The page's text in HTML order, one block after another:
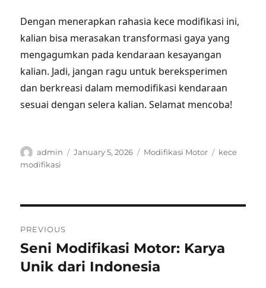
Dengan menerapkan rahasia kece modifikasi ini,
kalian bisa merasakan transformasi gaya yang
mengagumkan pada kendaraan kesayangan
kalian. Jadi, jangan ragu untuk bereksperimen
dan berkreasi dalam memodifikasi kendaraan
sesuai dengan selera kalian. Selamat mencoba!
Author
admin
Posted
January 5, 2026 Categories
Modifikasi Motor Tags
kece
modifikasi
navigation
PREVIOUS
Previous
post:
Seni Modifikasi Motor: Karya
Unik dari Indonesia